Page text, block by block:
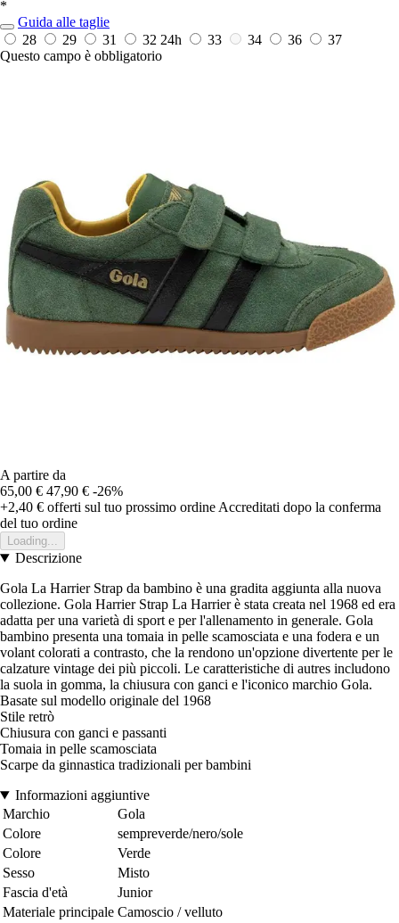
*
Guida alle taglie
28
29 31 32 24h 33 34 36
37
Questo campo è obbligatorio
A partire da
65,00 € 47,90 € -26%
+2,40 € offerti sul tuo prossimo ordine Accreditati dopo la conferma
del tuo ordine
Loading...
Descrizione
Gola La Harrier Strap da bambino è una gradita aggiunta alla nuova
collezione. Gola Harrier Strap La Harrier è stata creata nel 1968 ed era
adatta per una varietà di sport e per l'allenamento in generale. Gola
bambino presenta una tomaia in pelle scamosciata e una fodera e un
volant colorati a contrasto, che la rendono un'opzione divertente per le
calzature vintage dei più piccoli. Le caratteristiche di autres includono
la suola in gomma, la chiusura con ganci e l'iconico marchio Gola.
Basate sul modello originale del 1968
Stile retrò
Chiusura con ganci e passanti
Tomaia in pelle scamosciata
Scarpe da ginnastica tradizionali per bambini
Informazioni aggiuntive
Marchio
Gola
Colore
sempreverde/nero/sole
Colore
Verde
Sesso
Misto
Fascia d'età
Junior
Materiale principale Camoscio / velluto